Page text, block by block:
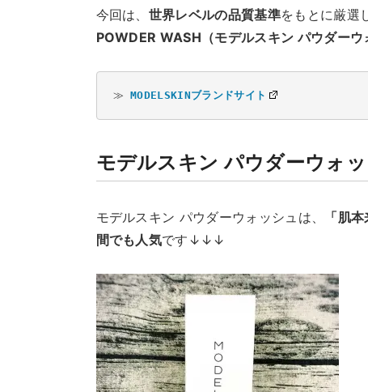
今回は、 世界レベルの品質基準をもとに厳選
POWDER WASH（モデルスキン パウダーウ
≫ MODELSKINブランドサイト
モデルスキン パウダーウォ
モデルスキン パウダーウォッシュは、 「肌
間でも人気です↓↓↓